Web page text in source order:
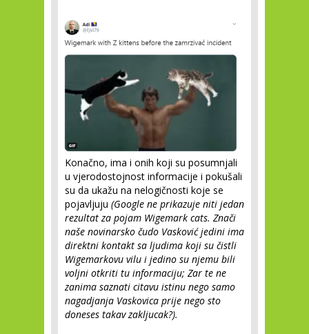
Konačno, ima i onih koji su posumnjali
u vjerodostojnost informacije i pokušali
su da ukažu na nelogičnosti koje se
pojavljuju (Google ne prikazuje niti jedan
rezultat za pojam Wigemark cats. Znači
naše novinarsko čudo Vasković jedini ima
direktni kontakt sa ljudima koji su čistli
Wigemarkovu vilu i jedino su njemu bili
voljni otkriti tu informaciju; Zar te ne
zanima saznati citavu istinu nego samo
nagadjanja Vaskovica prije nego sto
doneses takav zakljucak?).